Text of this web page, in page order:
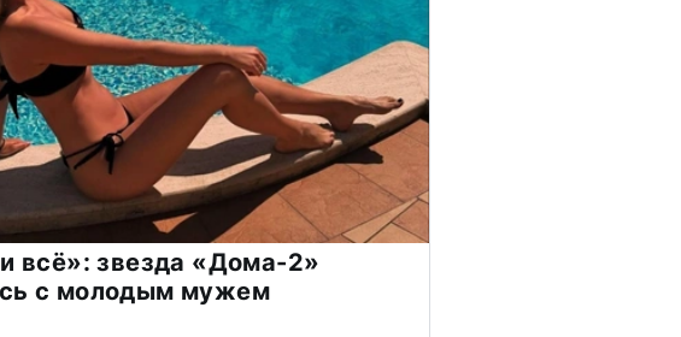
всё»: звезда «Дома-2»
с молодым мужем